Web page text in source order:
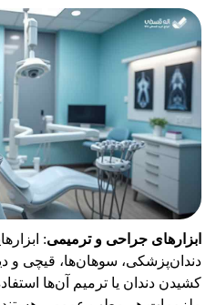
ابزارهای جراحی و ترمیمی:
دندان‌پزشکی، سوهان‌ها، قیچی و
کشیدن دندان یا ترمیم آن‌ها